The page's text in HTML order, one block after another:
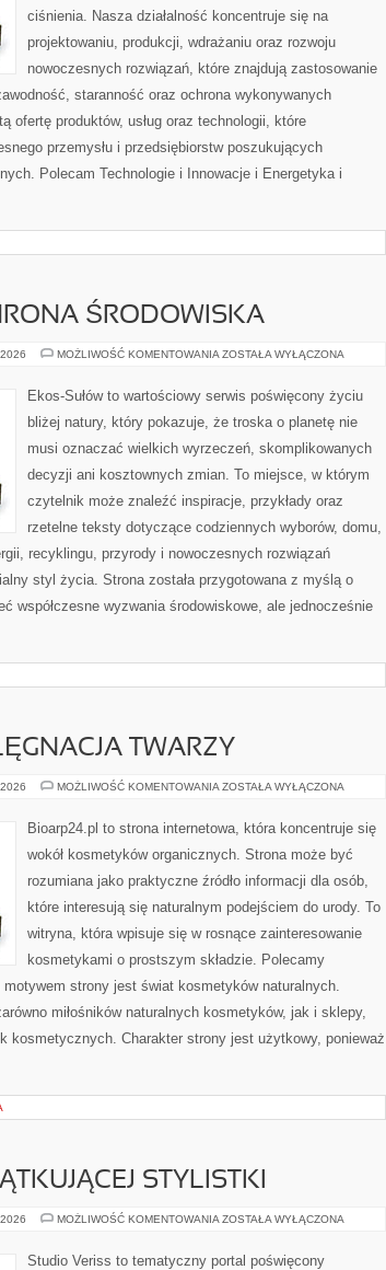
ciśnienia. Nasza działalność koncentruje się na
projektowaniu, produkcji, wdrażaniu oraz rozwoju
nowoczesnych rozwiązań, które znajdują zastosowanie
staranność oraz ochrona wykonywanych
ofertę produktów, usług oraz technologii, które
przemysłu i przedsiębiorstw poszukujących
Polecam Technologie i Innowacje i Energetyka i
ŚRODOWISKA
MOŻLIWOŚĆ KOMENTOWANIA PRZYRODA
ŚRODOWISKA
ZOSTAŁA WYŁĄCZONA
Ekos-Sułów to wartościowy serwis poświęcony życiu
bliżej natury, który pokazuje, że troska o planetę nie
musi oznaczać wielkich wyrzeczeń, skomplikowanych
decyzji ani kosztownych zmian. To miejsce, w którym
czytelnik może znaleźć inspiracje, przykłady oraz
rzetelne teksty dotyczące codziennych wyborów, domu,
recyklingu, przyrody i nowoczesnych rozwiązań
styl życia. Strona została przygotowana z myślą o
współczesne wyzwania środowiskowe, ale jednocześnie
TWARZY
MOŻLIWOŚĆ KOMENTOWANIA NATURALNA
ZOSTAŁA WYŁĄCZONA
Bioarp24.pl to strona internetowa, która koncentruje się
wokół kosmetyków organicznych. Strona może być
rozumiana jako praktyczne źródło informacji dla osób,
które interesują się naturalnym podejściem do urody. To
witryna, która wpisuje się w rosnące zainteresowanie
kosmetykami o prostszym składzie. Polecamy
strony jest świat kosmetyków naturalnych.
miłośników naturalnych kosmetyków, jak i sklepy,
kosmetycznych. Charakter strony jest użytkowy, ponieważ
STYLISTKI
MOŻLIWOŚĆ KOMENTOWANIA PORADNIK
ZOSTAŁA WYŁĄCZONA
Studio Veriss to tematyczny portal poświęcony